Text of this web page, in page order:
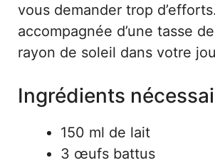
vous demander trop
accompagnée d’une tasse
rayon de soleil dans votre
Ingrédients
150 ml de lait
3 œufs battus